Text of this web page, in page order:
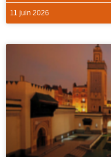
11 juin 2026